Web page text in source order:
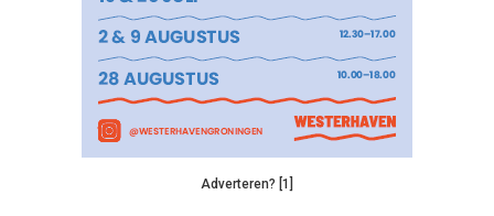
Adverteren? [1]